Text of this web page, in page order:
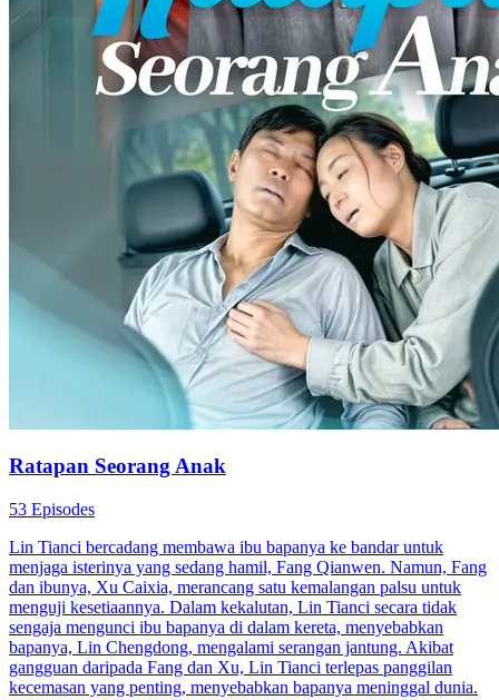
Mulakan Setelah Mengunci Hati dan Cinta
Lima tahun mengejar cinta, Hakim akhirnya menyerah. Tapi takdir
mempertemukannya dengan Siti, gadis misteri yang
sebenar...Tonton Mulakan Setelah Mengunci Hati dan Cinta secara
free di NetShort. Temui lebih banyak drama popular.
Melodrama